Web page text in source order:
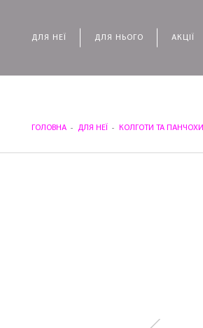
ДЛЯ НЕЇ ДЛЯ НЬОГО АКЦІЇ
ГОЛОВНА ДЛЯ НЕЇ КОЛГОТИ ТА ПАНЧОХИ